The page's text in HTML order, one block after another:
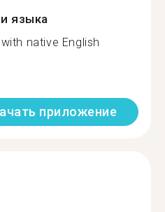
языка
native English
приложение